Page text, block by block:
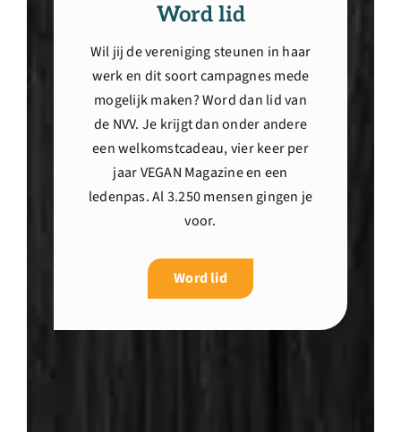
Word lid
Wil jij de vereniging steunen in haar
werk en dit soort campagnes mede
mogelijk maken? Word dan lid van
de NVV. Je krijgt dan onder andere
een welkomstcadeau, vier keer per
jaar VEGAN Magazine en een
ledenpas. Al 3.250 mensen gingen je
voor.
Word lid